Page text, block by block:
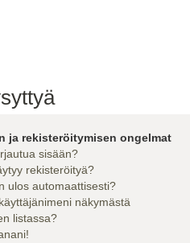
ja rekisteröitymisen ongelmat
sisään?
rekisteröityä?
ulos automaattisesti?
näkymästä
listassa?